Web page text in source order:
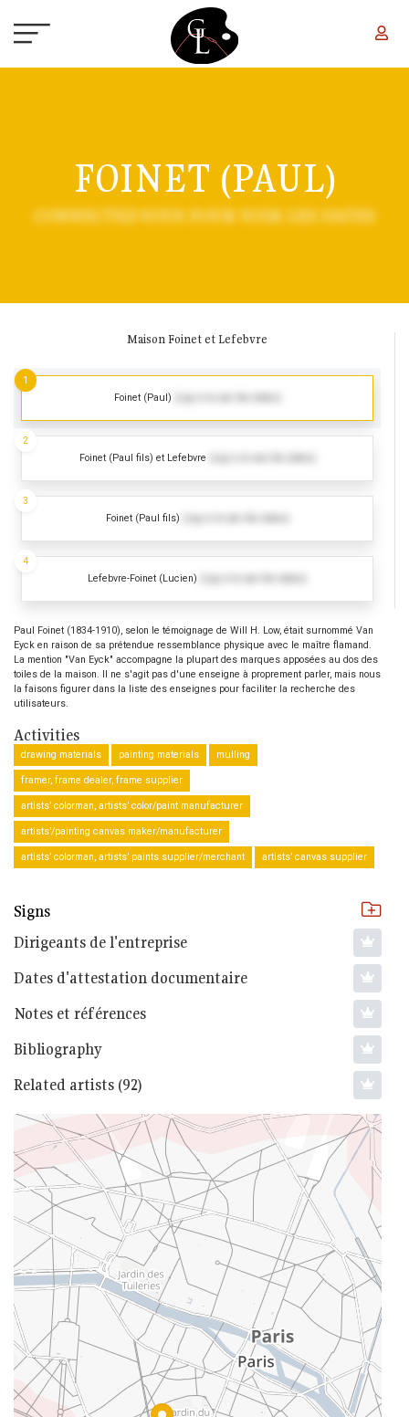
FOINET (PAUL)
CONNECTEZ-VOUS POUR VOIR LES DATES
Maison Foinet et Lefebvre
Foinet (Paul)
1
Foinet (Paul fils) et Lefebvre
2
Foinet (Paul fils)
3
Lefebvre-Foinet (Lucien)
4
Paul Foinet (1834-1910), selon le témoignage de Will H. Low, était surnommé Van
Eyck en raison de sa prétendue ressemblance physique avec le maître flamand.
La mention "Van Eyck" accompagne la plupart des marques apposées au dos des
toiles de la maison. Il ne s'agit pas d'une enseigne à proprement parler, mais nous
la faisons figurer dans la liste des enseignes pour faciliter la recherche des
utilisateurs.
Activities
drawing materials painting materials mulling
framer, frame dealer, frame supplier
artists’ colorman, artists’ color/paint manufacturer
artists’/painting canvas maker/manufacturer
artists’ colorman, artists’ paints supplier/merchant artists’ canvas supplier
Signs
Dirigeants de l'entreprise
Dates d'attestation documentaire
Notes et références
Bibliography
Related artists (92)